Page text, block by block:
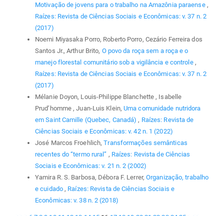
Motivação de jovens para o trabalho na Amazônia paraense ,
Raízes: Revista de Ciências Sociais e Econômicas: v. 37 n. 2
(2017)
Noemi Miyasaka Porro, Roberto Porro, Cezário Ferreira dos
Santos Jr., Arthur Brito, O povo da roça sem a roça e o
manejo florestal comunitário sob a vigilância e controle ,
Raízes: Revista de Ciências Sociais e Econômicas: v. 37 n. 2
(2017)
Mélanie Doyon, Louis-Philippe Blanchette , Isabelle
Prud’homme , Juan-Luis Klein,Uma comunidade nutridora
em Saint Camille (Quebec, Canadá) , Raízes: Revista de
Ciências Sociais e Econômicas: v. 42 n. 1 (2022)
José Marcos Froehlich,Transformações semânticas
recentes do “termo rural” , Raízes: Revista de Ciências
Sociais e Econômicas: v. 21 n. 2 (2002)
Yamira R. S. Barbosa, Débora F. Lerrer,Organização, trabalho
e cuidado , Raízes: Revista de Ciências Sociais e
Econômicas: v. 38 n. 2 (2018)